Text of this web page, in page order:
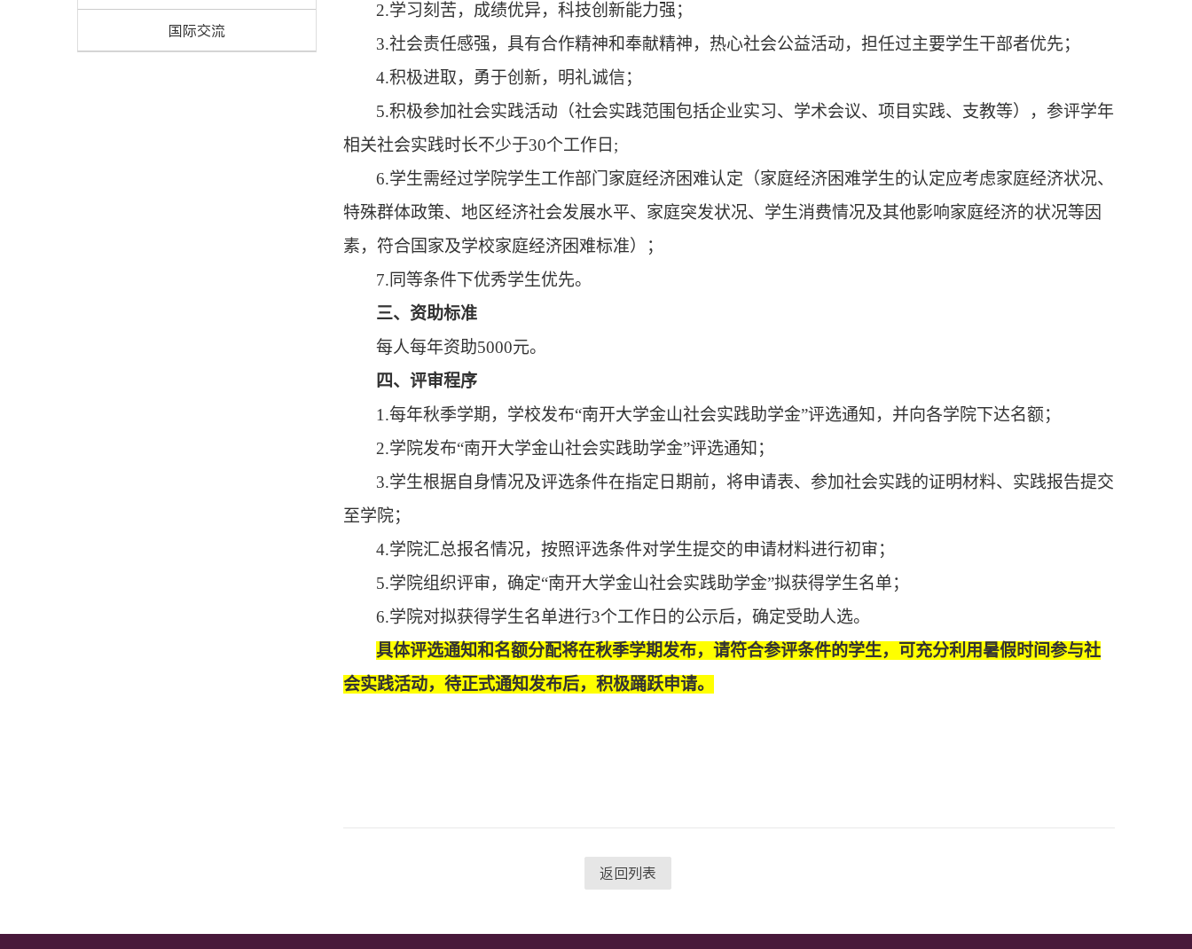
国际交流
2.学习刻苦，成绩优异，科技创新能力强；
3.社会责任感强，具有合作精神和奉献精神，热心社会公益活动，担任过主要学生干部者优先；
4.积极进取，勇于创新，明礼诚信；
5.积极参加社会实践活动（社会实践范围包括企业实习、学术会议、项目实践、支教等）
， 参评学年
相关社会实践时长不少于30个工作日;
6.学生需经过学院学生工作部门家庭经济困难认定 （家庭经济困难学生的认定应考虑家庭经济状况、
特殊群体政策、地区经济社会发展水平、家庭突发状况、学生消费情况及其他影响家庭经济的状况等因
素，符合国家及学校家庭经济困难标准）
；
7.同等条件下优秀学生优先。
三、资助标准
每人每年资助5000元。
四、评审程序
1.每年秋季学期，学校发布“南开大学金山社会实践助学金”评选通知 ，并向各学院下达名额；
2.学院发布“南开大学金山社会实践助学金”评选通知；
3.学生根据自身情况及评选条件在指定日期前， 将申请表、 参加社会实践的证明材料、 实践报告提交
至学院；
4.学院汇总报名情况，按照评选条件对学生提交的申请材料进行初审；
5.学院组织评审，确定“南开大学金山社会实践助学金”拟获得学生名单；
6.学院对拟获得学生名单进行3个工作日的公示后，确定受助人选。
具体评选通知和名额分配将在秋季学期发布，请符合参评条件的学生，可充分利用暑假时间参与社
会实践活动，待正式通知发布后，积极踊跃申请。
返回列表